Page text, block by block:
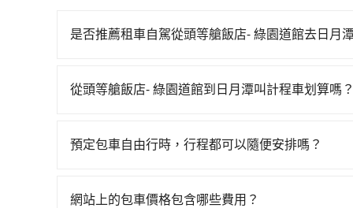
是否推薦租車自駕從頭等艙飯店- 綠園道館去日月
天就要來回，那在台中路邊可隨租隨借的iRent應
時40元路邊停車費用預估進去，但額外的汽車保
的車門仍未被修理，每一次租車都好像在開樂透
從頭等艙飯店- 綠園道館到日月潭叫計程車划算嗎？
到車，也可考慮打電話至頭等艙飯店- 綠園道館附
倍。再加上台中市有些計程車司機不按錶計費，
預定包車自由行時，行程都可以隨便安排嗎？
的需求安排的。
網站上的包車價格包含哪些費用？